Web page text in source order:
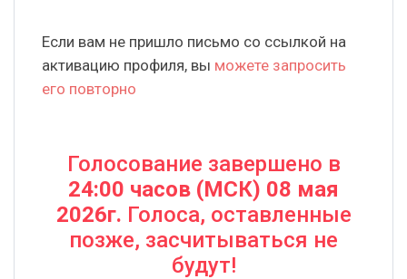
Если вам не пришло письмо со ссылкой на
активацию профиля, вы можете запросить
его повторно
Голосование завершено в
24:00 часов (МСК) 08 мая
2026г. Голоса, оставленные
позже, засчитываться не
будут!